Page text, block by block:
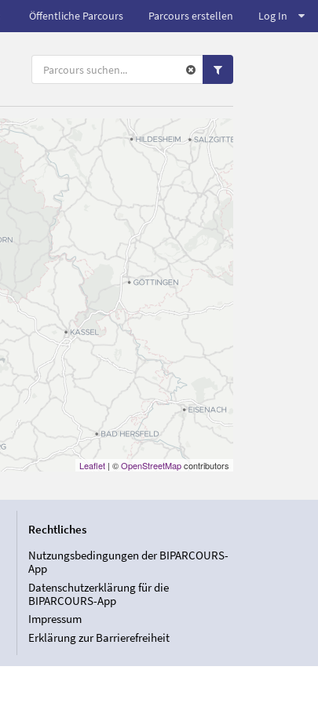
Öffentliche Parcours Parcours erstellen Log In
Leaflet| ©OpenStreetMapcontributors
Rechtliches
Nutzungsbedingungen der BIPARCOURS-
App
Datenschutzerklärung für die
BIPARCOURS-App
Impressum
Erklärung zur Barrierefreiheit